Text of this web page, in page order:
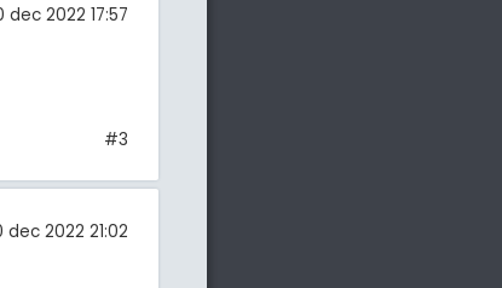
dec 2022 17:57
#3
dec 2022 21:02